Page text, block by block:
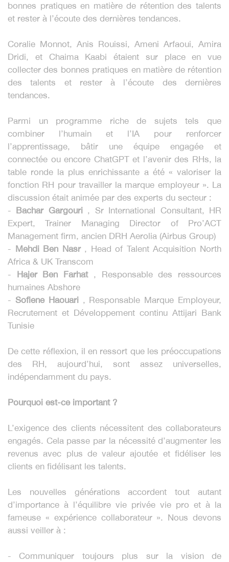
bonnes pratiques en matière de rétention des talents
et rester à l’écoute des dernières tendances.
Coralie Monnot, Anis Rouissi, Ameni Arfaoui, Amira
Dridi, et Chaima Kaabi étaient sur place en vue
collecter des bonnes pratiques en matière de rétention
des talents et rester à l’écoute des dernières
tendances.
Parmi un programme riche de sujets tels que
combiner l’humain et l’IA pour renforcer
l’apprentissage, bâtir une équipe engagée et
connectée ou encore ChatGPT et l’avenir des RHs, la
table ronde la plus enrichissante a été « valoriser la
fonction RH pour travailler la marque employeur ». La
discussion était animée par des experts du secteur :
- Bachar Gargouri , Sr International Consultant, HR
Expert, Trainer Managing Director of Pro’ACT
Management firm, ancien DRH Aerolia (Airbus Group)
- Mehdi Ben Nasr , Head of Talent Acquisition North
Africa & UK Transcom
-
Hajer Ben Farhat , Responsable des ressources
humaines Abshore
- Sofiene Haouari , Responsable Marque Employeur,
Recrutement et Développement continu Attijari Bank
Tunisie
De cette réflexion, il en ressort que les préoccupations
des RH, aujourd’hui, sont assez universelles,
indépendamment du pays.
Pourquoi est-ce important ?
L’exigence des clients nécessitent des collaborateurs
engagés. Cela passe par la nécessité d’augmenter les
revenus avec plus de valeur ajoutée et fidéliser les
clients en fidélisant les talents.
Les nouvelles générations accordent tout autant
d’importance à l’équilibre vie privée vie pro et à la
fameuse « expérience collaborateur ». Nous devons
aussi veiller à :
- Communiquer toujours plus sur la vision de